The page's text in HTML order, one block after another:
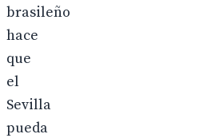
brasileño
hace
que
el
Sevilla
pueda